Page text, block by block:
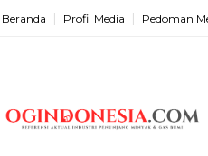
Beranda Profil Media Pedoman